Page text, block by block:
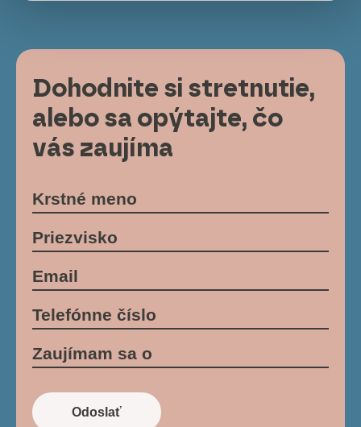
Dohodnite si stretnutie,
alebo sa opýtajte, čo
vás zaujíma
Odoslať